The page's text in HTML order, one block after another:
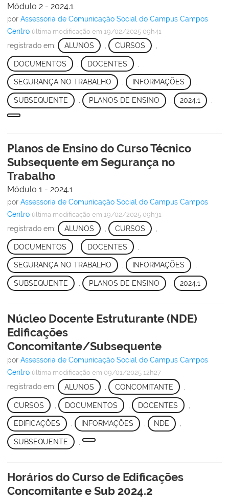
Módulo 2 - 2024.1
por Assessoria de Comunicação Social do Campus Campos
Centro última modificação em 19/02/2025 09h41
registrado em: ALUNOS CURSOS
DOCUMENTOS DOCENTES
SEGURANÇA NO TRABALHO , INFORMAÇÕES ,
SUBSEQUENTE PLANOS DE ENSINO 2024.1
Planos de Ensino do Curso Técnico
Subsequente em Segurança no
Trabalho
Módulo 1 - 2024.1
por Assessoria de Comunicação Social do Campus Campos
Centro última modificação em 19/02/2025 09h31
registrado em: ALUNOS CURSOS
DOCUMENTOS DOCENTES
SEGURANÇA NO TRABALHO , INFORMAÇÕES ,
SUBSEQUENTE PLANOS DE ENSINO 2024.1
Núcleo Docente Estruturante (NDE)
Edificações
Concomitante/Subsequente
por Assessoria de Comunicação Social do Campus Campos
Centro última modificação em 09/01/2025 12h27
registrado em: ALUNOS CONCOMITANTE
CURSOS DOCUMENTOS DOCENTES
EDIFICAÇÕES , INFORMAÇÕES , NDE ,
SUBSEQUENTE
Horários do Curso de Edificações
Concomitante e Sub 2024.2